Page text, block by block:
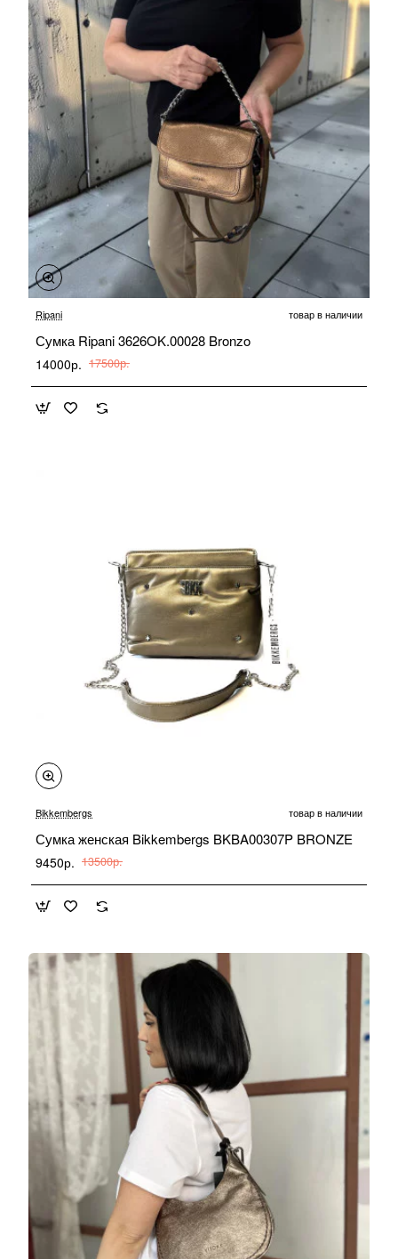
-20%
Ripani товар в наличии
Сумка Ripani 3626OK.00028 Bronzo
14000р. 17500р.
-30%
Bikkembergs товар в наличии
Сумка женская Bikkembergs BKBA00307P BRONZE
9450р. 13500р.